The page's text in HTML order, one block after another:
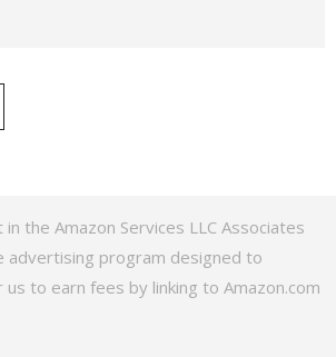
the Amazon Services LLC Associates
advertising program designed to
to earn fees by linking to Amazon.com